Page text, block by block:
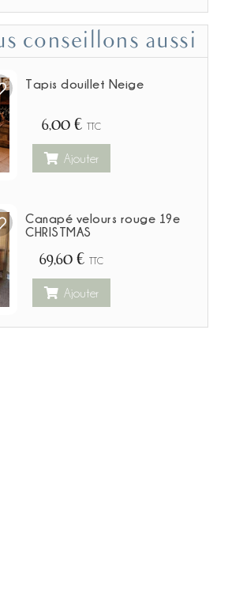
conseillons aussi
Tapis douillet Neige
6,00 € TTC
Ajouter
Canapé velours rouge 19e
CHRISTMAS
69,60 € TTC
Ajouter